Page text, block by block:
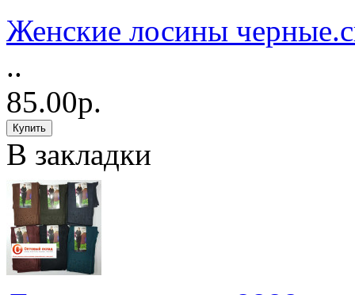
Женские лосины
..
85.00р.
В закладки